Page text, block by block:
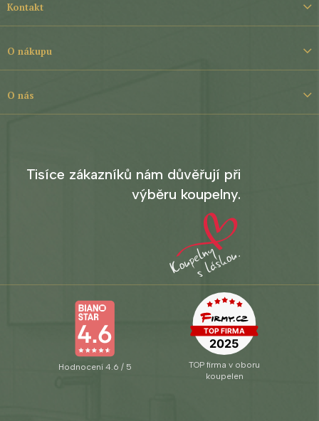
í
Kontakt
O nákupu
O nás
Tisíce zákazníků nám důvěřují při
výběru koupelny.
Hodnocení 4.6 / 5
TOP firma v oboru
koupelen